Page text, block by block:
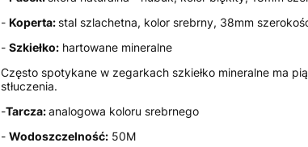
- Koperta: stal szlachetna, kolor srebrny, 38mm
- Szkiełko:hartowane mineralne
Często spotykane w zegarkach szkiełko mineralne ma
stłuczenia.
-Tarcza:analogowa koloru srebrnego
- Wodoszczelność:50M